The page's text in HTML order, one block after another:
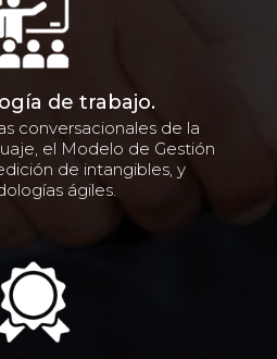
de trabajo.
conversacionales de la
el Modelo de Gestión
de intangibles, y
ágiles.